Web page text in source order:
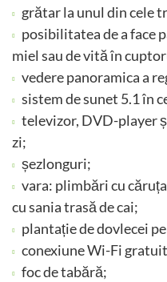
grătar la unul din cele
posibilitatea de a face
miel sau de vită în
vedere panoramica a
sistem de sunet 5.1 în
televizor, DVD-player
zi;
șezlonguri;
vara: plimbări cu
cu sania trasă de cai;
plantație de dovlecei
conexiune Wi-Fi
foc de tabără;